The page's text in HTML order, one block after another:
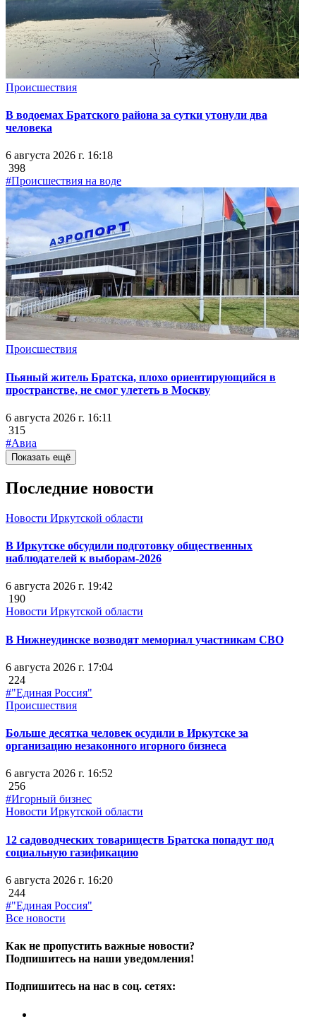
Происшествия
В водоемах Братского района за сутки утонули два
человека
6 августа 2026 г. 16:18
398
#Происшествия на воде
Происшествия
Пьяный житель Братска, плохо ориентирующийся в
пространстве, не смог улететь в Москву
6 августа 2026 г. 16:11
315
#Авиа
Показать ещё
Последние новости
Новости Иркутской области
В Иркутске обсудили подготовку общественных
наблюдателей к выборам-2026
6 августа 2026 г. 19:42
190
Новости Иркутской области
В Нижнеудинске возводят мемориал участникам СВО
6 августа 2026 г. 17:04
224
#"Единая Россия"
Происшествия
Больше десятка человек осудили в Иркутске за
организацию незаконного игорного бизнеса
6 августа 2026 г. 16:52
256
#Игорный бизнес
Новости Иркутской области
12 садоводческих товариществ Братска попадут под
социальную газификацию
6 августа 2026 г. 16:20
244
#"Единая Россия"
Все новости
Как не пропустить важные новости?
Подпишитесь на наши уведомления!
Подпишитесь на нас в соц. сетях: